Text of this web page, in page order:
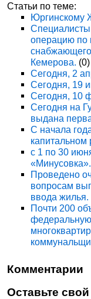
Статьи по теме:
Юргинскому
операцию по
Кемерова. (0)
Сегодня, 2
Сегодня, 19
Сегодня, 10
Сегодня на
выдана
С начала
с 1 по 30
«Минусовка».
Проведено
вопросам
ввода жилья.
Почти 200
Комментарии
Оставьте